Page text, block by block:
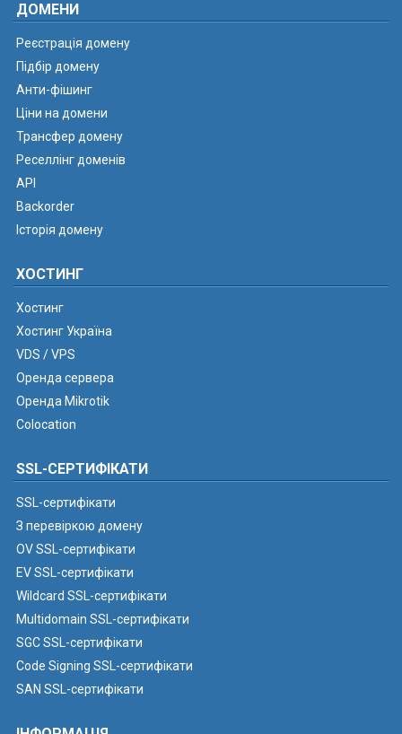
ДОМЕНИ
Реєстрація домену
Підбір домену
Анти-фішинг
Ціни на домени
Трансфер домену
Реселлінг доменів
API
Backorder
Історія домену
ХОСТИНГ
Хостинг
Хостинг Україна
VDS / VPS
Оренда сервера
Оренда Mikrotik
Colocation
SSL-СЕРТИФІКАТИ
SSL-сертифікати
З перевіркою домену
OV SSL-сертифікати
EV SSL-сертифікати
Wildcard SSL-сертифікати
Multidomain SSL-сертифікати
SGC SSL-сертифікати
Code Signing SSL-сертифікати
SAN SSL-сертифікати